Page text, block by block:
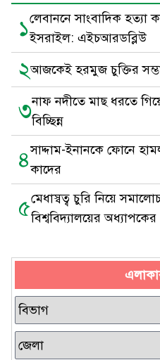
১লেবাননে সাংবাদিক হত্যা
ইসরাইল: এইচআরডব্লিউ
২আজকেই হরমুজ চুক্তির
৩নাফ নদীতে মাছ ধরতে
বিচ্ছিন্ন
৪সাদ্দাম-ইনানকে ফোনে
কাদের
৫মেধাস্বত্ব চুরি নিয়ে
বিশ্ববিদ্যালয়ের